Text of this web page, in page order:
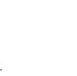
,